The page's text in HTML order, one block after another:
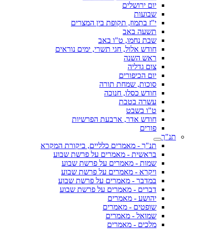
יום ירושלים
שבועות
י"ז בתמוז, תקופת בין המצרים
תשעה באב
שבת נחמו, ט"ו באב
חודש אלול, חגי תשרי, ימים נוראים
ראש השנה
צום גדליה
יום הכיפורים
סוכות, שמחת תורה
חודש כסלו, חנוכה
עשרה בטבת
ט"ו בשבט
חודש אדר, ארבעת הפרשיות
פורים
תנ"ך
תנ"ך - מאמרים כלליים, ביקורת המקרא
בראשית - מאמרים על פרשת שבוע
שמות - מאמרים על פרשת שבוע
ויקרא - מאמרים על פרשת שבוע
במדבר - מאמרים על פרשת שבוע
דברים - מאמרים על פרשת שבוע
יהושע - מאמרים
שופטים - מאמרים
שמואל - מאמרים
מלכים - מאמרים